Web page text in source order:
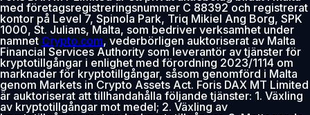
med företagsregistreringsnummer C 88392 och registrerat
kontor på Level 7, Spinola Park, Triq Mikiel Ang Borg, SPK
1000, St. Julians, Malta, som bedriver verksamhet under
namnet Crypto.com, vederbörligen auktoriserat av Malta
Financial Services Authority som leverantör av tjänster för
kryptotillgångar i enlighet med förordning 2023/1114 om
marknader för kryptotillgångar, såsom genomförd i Malta
genom Markets in Crypto Assets Act. Foris DAX MT Limited
är auktoriserat att tillhandahålla följande tjänster: 1. Växling
av kryptotillgångar mot medel; 2. Växling av